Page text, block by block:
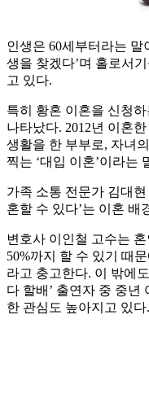
인생은 60세부터라는 말
생을 찾겠다’며 홀로서
고 있다.
특히 황혼 이혼을 신청
나타났다. 2012년 이혼
생활을 한 부부로, 자녀
찍는 ‘대입 이혼’이라는
가족 소통 전문가 김대현
혼할 수 있다’는 이혼 배
변호사 이인철 고수는
50%까지 할 수 있기 때
라고 충고한다. 이 밖에
다 할배’ 출연자 중 중년
한 관심도 높아지고 있다.